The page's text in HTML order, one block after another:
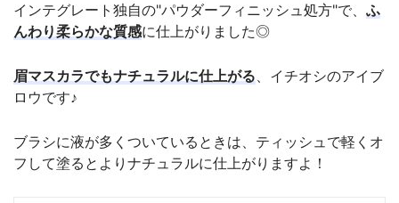
インテグレート独自の"パウダーフィニッシュ処方"で、 ふ
んわり柔らかな質感に仕上がりました◎
眉マスカラでもナチュラルに仕上がる、イチオシのアイブ
ロウです♪
ブラシに液が多くついているときは、ティッシュで軽くオ
フして塗るとよりナチュラルに仕上がりますよ！